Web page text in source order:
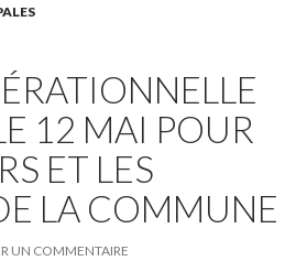
12 MAI POUR
ET LES
LA COMMUNE
UN COMMENTAIRE